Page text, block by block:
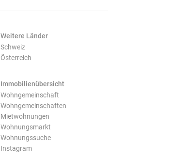
Weitere Länder
Schweiz
Österreich
Immobilienübersicht
Wohngemeinschaft
Wohngemeinschaften
Mietwohnungen
Wohnungsmarkt
Wohnungssuche
Instagram